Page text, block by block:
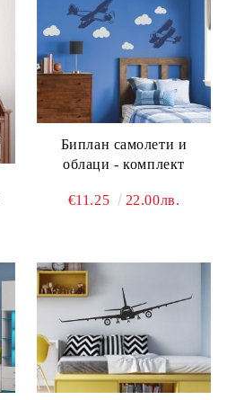
Биплан самолети и
облаци - комплект
€11.25 22.00лв.